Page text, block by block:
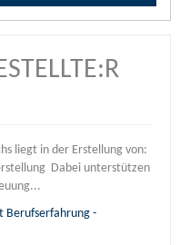
liegt in der Erstellung von:
Dabei unterstützen
Berufserfahrung -